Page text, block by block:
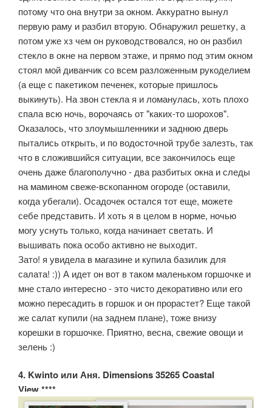
потому что она внутри за окном. Аккуратно вынул
первую раму и разбил вторую. Обнаружил решетку, а
потом уже хз чем он руководствовался, но он разбил
стекло в окне на первом этаже, и прямо под этим окном
стоял мой диванчик со всем разложенным рукоделием
(а еще с пакетиком печенек, которые пришлось
выкинуть). На звон стекла я и ломанулась, хоть плохо
спала всю ночь, ворочаясь от "каких-то шорохов".
Оказалось, что злоумышленники и заднюю дверь
пытались открыть, и по водосточной трубе залезть, так
что в сложившийся ситуации, все закончилось еще
очень даже благополучно - два разбитых окна и следы
на мамином свеже-вскопанном огороде (оставили,
когда убегали). Осадочек остался тот еще, можете
себе представить. И хоть я в целом в норме, ночью
могу уснуть только, когда начинает светать. И
вышивать пока особо активно не выходит.
Зато! я увидела в магазине и купила базилик для
салата! :)) А идет он вот в таком маленьком горшочке и
мне стало интересно - это чисто декоративно или его
можно пересадить в горшок и он прорастет? Еще такой
же салат купили (на заднем плане), тоже внизу
корешки в горшочке. Приятно, весна, свежие овощи и
зелень :)
4. Kwinto или Аня. Dimensions 35265 Coastal
View.****